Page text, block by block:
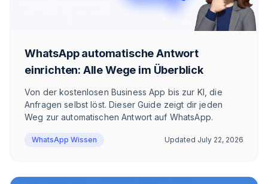
WhatsApp automatische Antwort
einrichten: Alle Wege im Überblick
Von der kostenlosen Business App bis zur KI, die
Anfragen selbst löst. Dieser Guide zeigt dir jeden
Weg zur automatischen Antwort auf WhatsApp.
WhatsApp Wissen Updated July 22, 2026